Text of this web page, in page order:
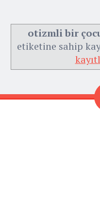
otizmli bir
etiketine sahip